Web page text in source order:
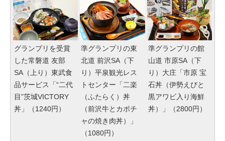
グランプリを受賞
した常磐道 友部
SA（上り）東武食
品サービス「“二代
目”茨城VICTORY
丼」（1240円）
準グランプリの東
北道 前沢SA（下
り）平泉観光レス
トセンター「二楽
（ふたらく）丼
（前沢牛とカボチ
ャの焼き肉丼）」
（1080円）
準グランプリの館
山道 市原SA（下
り）大庄「市原 宝
石丼（伊勢えびと
黒アワビ入り海鮮
丼）」（2800円）